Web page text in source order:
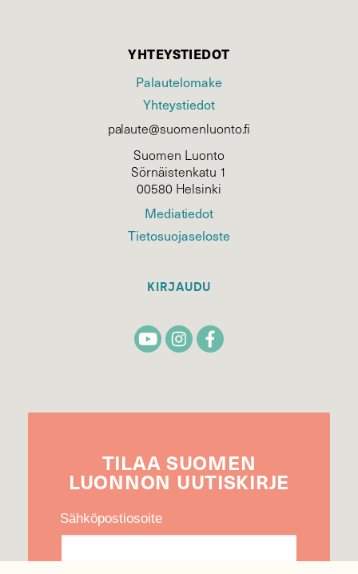
YHTEYSTIEDOT
Palautelomake
Yhteystiedot
palaute@suomenluonto.fi
Suomen Luonto
Sörnäistenkatu 1
00580 Helsinki
Mediatiedot
Tietosuojaseloste
KIRJAUDU
TILAA SUOMEN
LUONNON UUTIS­KIRJE
Sähköpostiosoite